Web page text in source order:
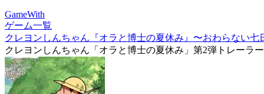
GameWith
ゲーム一覧
クレヨンしんちゃん『オラと博士の夏休み』〜おわらない七
クレヨンしんちゃん「オラと博士の夏休み」第2弾トレーラ